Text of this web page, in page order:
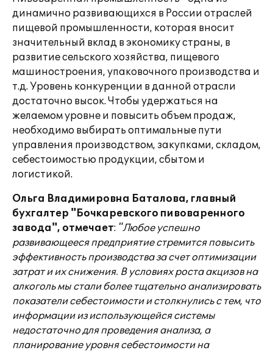
динамично развивающихся в России отраслей
пищевой промышленности, которая вносит
значительный вклад в экономику страны, в
развитие сельского хозяйства, пищевого
машиностроения, упаковочного производства и
т.д. Уровень конкуренции в данной отрасли
достаточно высок. Чтобы удержаться на
желаемом уровне и повысить объем продаж,
необходимо выбирать оптимальные пути
управления производством, закупками, складом,
себестоимостью продукции, сбытом и
логистикой.
Ольга Владимировна Баталова, главный
бухгалтер "Бочкаревского пивоваренного
завода", отмечает: "Любое успешно
развивающееся предприятие стремится повысить
эффективность производства за счет оптимизации
затрат и их снижения. В условиях роста акцизов на
алкоголь мы стали более тщательно анализировать
показатели себестоимости и столкнулись с тем, что
информации из использующейся системы
недостаточно для проведения анализа, а
планирование уровня себестоимости на